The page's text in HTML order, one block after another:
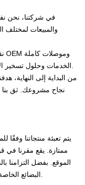
والمبيعات لمختلف
نجاح مشروعك. ثق بنا
يتم تعبئة منتجاتنا
ممتازة. يقع مقرنا في
الموقع. بفضل التزامنا